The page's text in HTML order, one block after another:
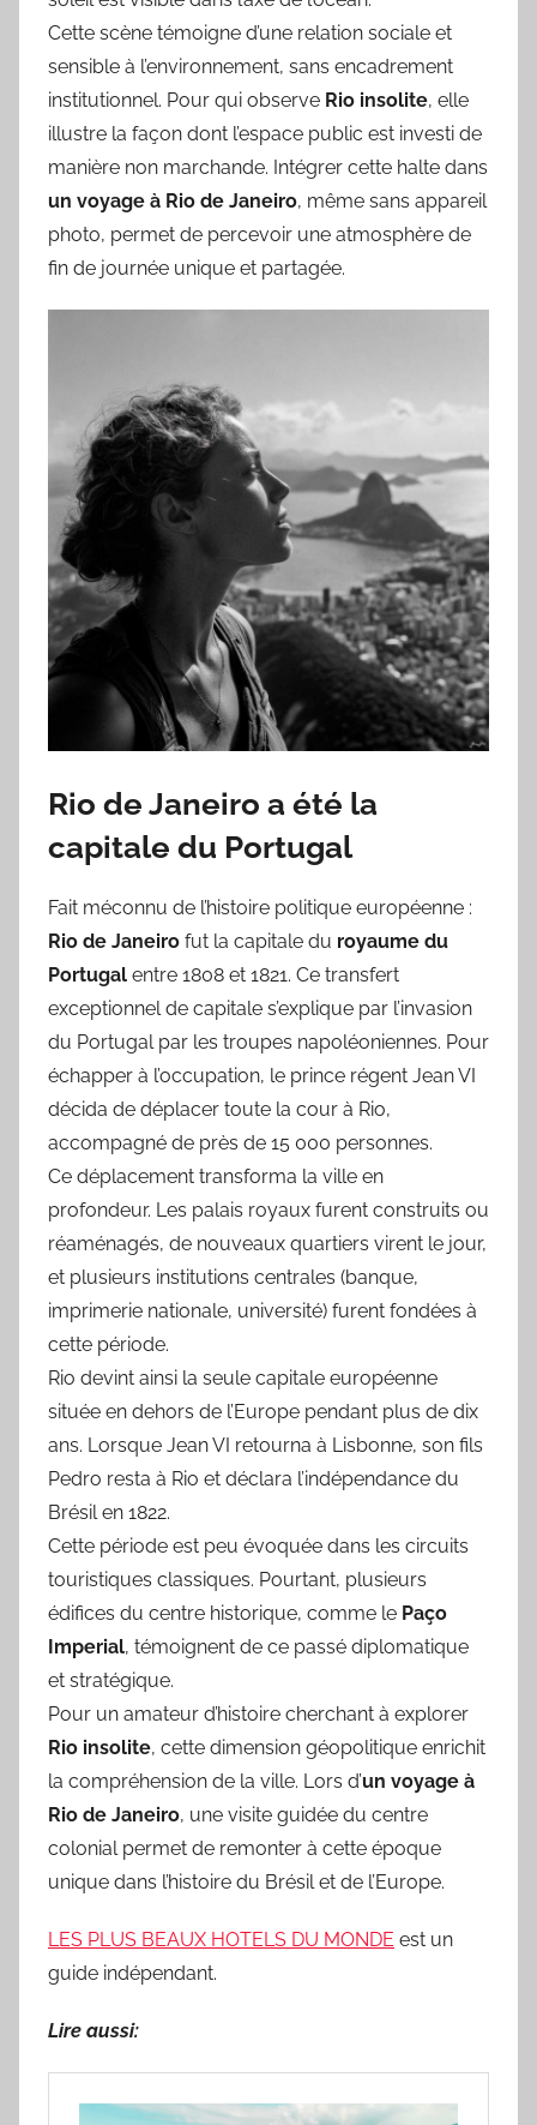
Cette scène témoigne d’une relation sociale et
sensible à l’environnement, sans encadrement
institutionnel. Pour qui observe Rio insolite, elle
illustre la façon dont l’espace public est investi de
manière non marchande. Intégrer cette halte dans
un voyage à Rio de Janeiro, même sans appareil
photo, permet de percevoir une atmosphère de
fin de journée unique et partagée.
Rio de Janeiro a été la
capitale du Portugal
Fait méconnu de l’histoire politique européenne :
Rio de Janeiro fut la capitale du royaume du
Portugal entre 1808 et 1821. Ce transfert
exceptionnel de capitale s’explique par l’invasion
du Portugal par les troupes napoléoniennes. Pour
échapper à l’occupation, le prince régent Jean VI
décida de déplacer toute la cour à Rio,
accompagné de près de 15 000 personnes.
Ce déplacement transforma la ville en
profondeur. Les palais royaux furent construits ou
réaménagés, de nouveaux quartiers virent le jour,
et plusieurs institutions centrales (banque,
imprimerie nationale, université) furent fondées à
cette période.
Rio devint ainsi la seule capitale européenne
située en dehors de l’Europe pendant plus de dix
ans. Lorsque Jean VI retourna à Lisbonne, son fils
Pedro resta à Rio et déclara l’indépendance du
Brésil en 1822.
Cette période est peu évoquée dans les circuits
touristiques classiques. Pourtant, plusieurs
édifices du centre historique, comme le Paço
Imperial, témoignent de ce passé diplomatique
et stratégique.
Pour un amateur d’histoire cherchant à explorer
Rio insolite, cette dimension géopolitique enrichit
la compréhension de la ville. Lors d’un voyage à
Rio de Janeiro, une visite guidée du centre
colonial permet de remonter à cette époque
unique dans l’histoire du Brésil et de l’Europe.
LES PLUS BEAUX HOTELS DU MONDE est un
guide indépendant.
Lire aussi: